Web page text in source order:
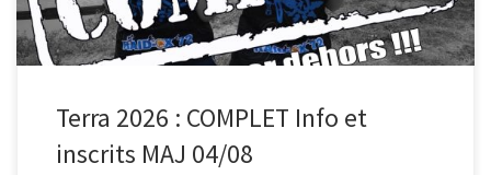
Terra 2026 : COMPLET Info et
inscrits MAJ 04/08